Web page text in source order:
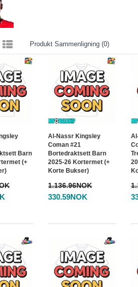
Produkt Sammenligning (0)
Barn
(+
Al-Nassr Kingsley
Coman #21
Bortedraktsett Barn
2025-26 Kortermet (+
Korte Bukser)
1.136.96NOK
330.59NOK